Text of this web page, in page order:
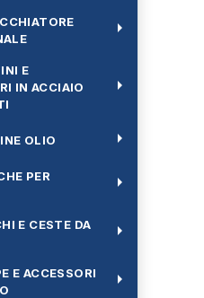
arrow_right
E
IN ACCIAIO
arrow_right
OLIO arrow_right
PER
arrow_right
E CESTE DA
arrow_right
ACCESSORI
arrow_right